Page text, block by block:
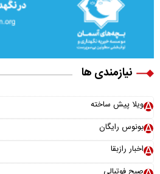
نیازمندی ها
ویلا پیش ساخته
بونوس رایگان
اخبار رازبقا